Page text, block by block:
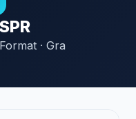
· Gra